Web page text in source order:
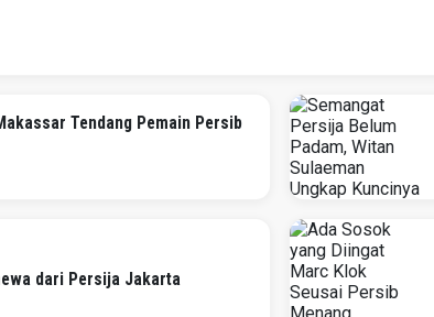
Tendang Pemain Persib
dari Persija Jakarta